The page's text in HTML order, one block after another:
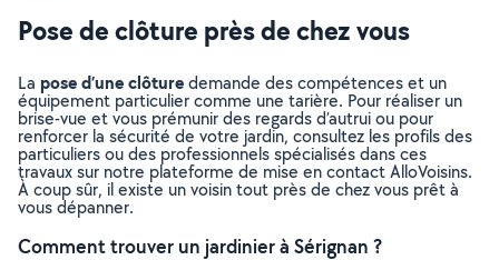
Pose de clôture près de chez vous
La pose d’une clôturedemande des compétences et un
équipement particulier comme une tarière. Pour réaliser un
brise-vue et vous prémunir des regards d’autrui ou pour
renforcer la sécurité de votre jardin, consultez les profils des
particuliers ou des professionnels spécialisés dans ces
travaux sur notre plateforme de mise en contact AlloVoisins.
À coup sûr, il existe un voisin tout près de chez vous prêt à
vous dépanner.
Comment trouver un jardinier à Sérignan ?